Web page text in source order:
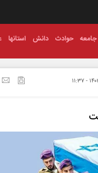
جامعه حوادث دانش استانها